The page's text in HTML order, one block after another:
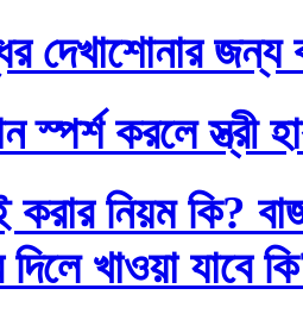
দেখাশোনার জন্য
স্পর্শ করলে স্ত্রী
করার নিয়ম কি?
খাওয়া যাবে